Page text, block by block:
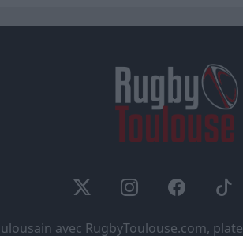
avec RugbyToulouse.com,